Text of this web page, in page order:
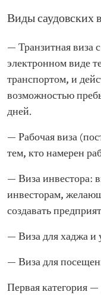
Виды саудовских
— Транзитная виза
электронном виде
транспортом, и
возможностью
дней.
— Рабочая виза
тем, кто намерен
— Виза инвестора:
инвесторам,
создавать
— Виза для хаджа и
— Виза для
Первая категория